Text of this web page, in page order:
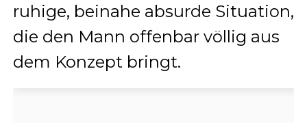
ruhige, beinahe absurde Situation,
die den Mann offenbar völlig aus
dem Konzept bringt.